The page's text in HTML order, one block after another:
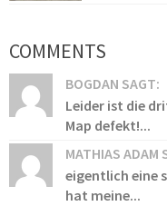
COMMENTS
BOGDAN SAGT:
Leider ist die
Map defekt!...
MATHIAS ADAM
eigentlich eine
hat meine...